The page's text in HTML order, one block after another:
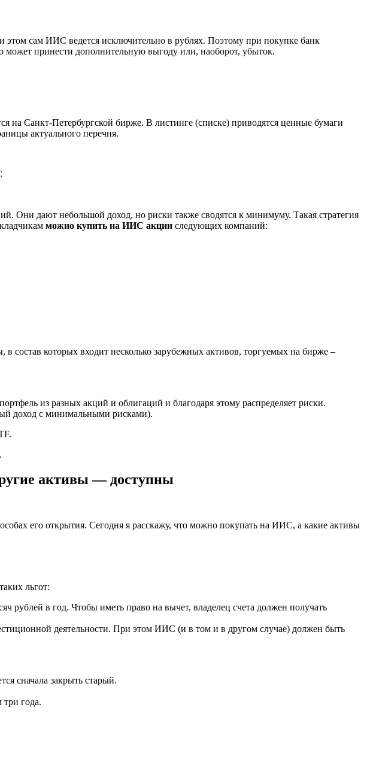
сам ИИС ведется исключительно в рублях. Поэтому при покупке банк
может принести дополнительную выгоду или, наоборот, убыток.
на Санкт-Петербургской бирже. В листинге (списке) приводятся ценные бумаги
актуального перечня.
дают небольшой доход, но риски также сводятся к минимуму. Такая стратегия
можно купить на ИИС акции следующих компаний:
которых входит несколько зарубежных активов, торгуемых на бирже –
из разных акций и облигаций и благодаря этому распределяет риски.
доход с минимальными рисками).
активы — доступны
его открытия. Сегодня я расскажу, что можно покупать на ИИС, а какие активы
льгот:
рублей в год. Чтобы иметь право на вычет, владелец счета должен получать
деятельности. При этом ИИС (и в том и в другом случае) должен быть
сначала закрыть старый.
года.